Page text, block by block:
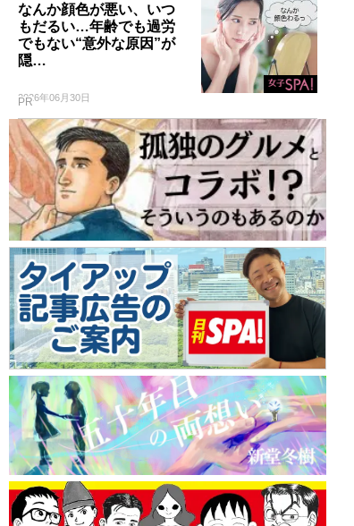
なんか顔色が悪い、いつ
もだるい…年齢でも過労
でもない“意外な原因”が
隠…
2026年06月30日
PR